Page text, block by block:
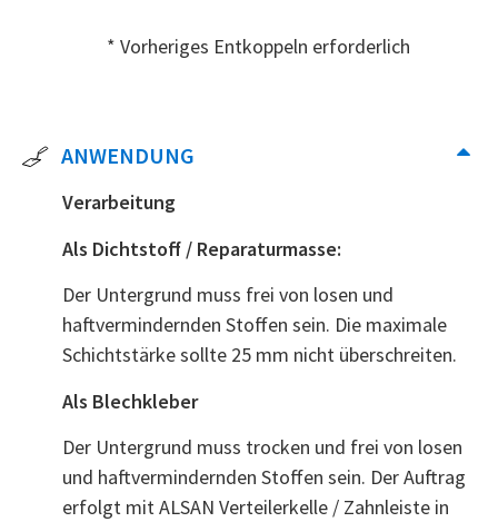
* Vorheriges Entkoppeln erforderlich
ANWENDUNG
Verarbeitung
Als Dichtstoff / Reparaturmasse:
Der Untergrund muss frei von losen und
haftvermindernden Stoffen sein. Die maximale
Schichtstärke sollte 25 mm nicht überschreiten.
Als Blechkleber
Der Untergrund muss trocken und frei von losen
und haftvermindernden Stoffen sein. Der Auftrag
erfolgt mit ALSAN Verteilerkelle / Zahnleiste in